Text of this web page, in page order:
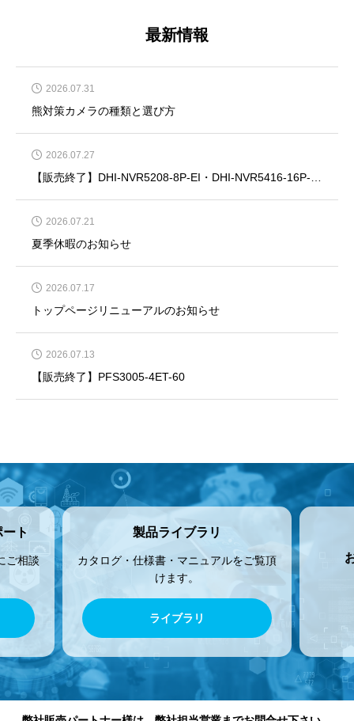
最新情報
2026.07.31
熊対策カメラの種類と選び方
2026.07.27
2026.07.21
夏季休暇のお知らせ
2026.07.17
トップページリニューアルのお知らせ
2026.07.13
【販売終了】PFS3005-4ET-60
ト
ご相談
製品ライブラリ
カタログ・仕様書・マニュアルをご覧頂
けます。
ライブラリ